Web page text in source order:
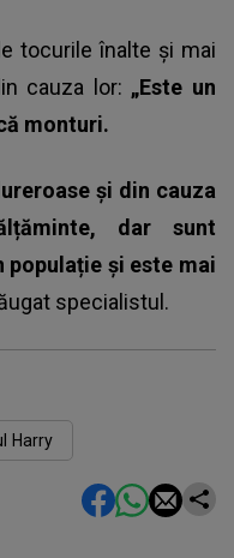
tocurile înalte și mai
cauza lor: „Este un
monturi.
și din cauza
dar sunt
populație și este mai
specialistul.
Harry